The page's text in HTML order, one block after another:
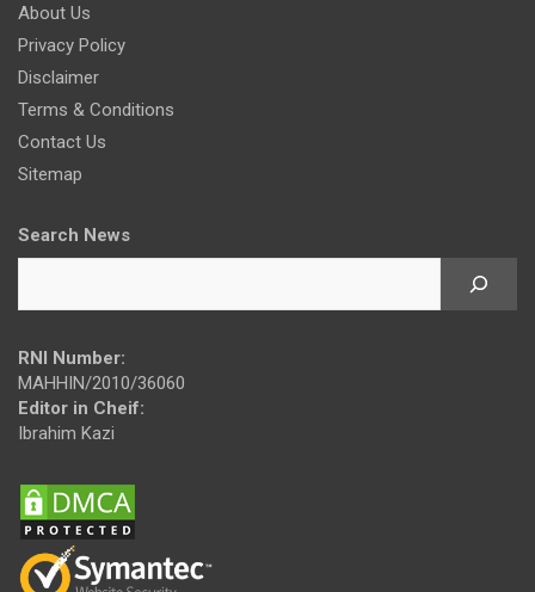
About Us
Privacy Policy
Disclaimer
Terms & Conditions
Contact Us
Sitemap
Search News
RNI Number:
MAHHIN/2010/36060
Editor in Cheif:
Ibrahim Kazi